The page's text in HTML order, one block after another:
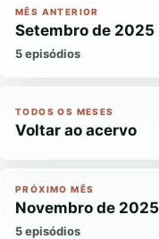
MÊS ANTERIOR
Setembro de 2025
5 episódios
TODOS OS MESES
Voltar ao acervo
PRÓXIMO MÊS
Novembro de 2025
5 episódios